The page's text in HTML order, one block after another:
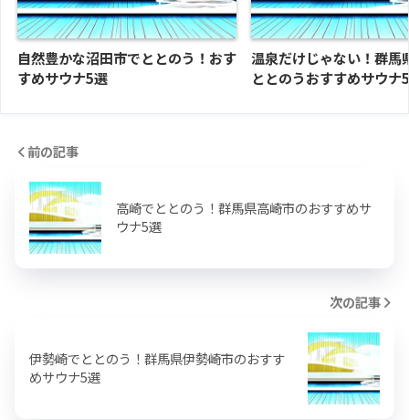
自然豊かな沼田市でととのう！おす
すめサウナ5選
温泉だけじゃない！群馬
ととのうおすすめサウナ
前の記事
高崎でととのう！群馬県高崎市のおすすめサ
ウナ5選
次の記事
伊勢崎でととのう！群馬県伊勢崎市のおすす
めサウナ5選